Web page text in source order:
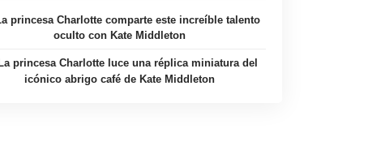
princesa Charlotte comparte este increíble talento
oculto con Kate Middleton
La princesa Charlotte luce una réplica miniatura del
icónico abrigo café de Kate Middleton